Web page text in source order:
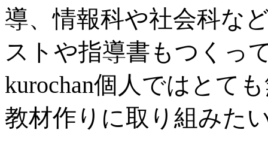
導、情報科や社会科な
ストや指導書もつくっ
kurochan個人ではとて
教材作りに取り組みた